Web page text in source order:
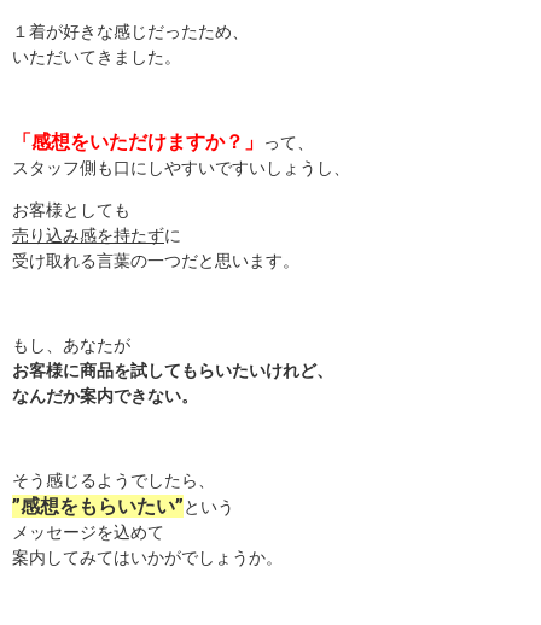
１着が好きな感じだったため、
いただいてきました。
「感想をいただけますか？」
って、
スタッフ側も口にしやすいですいしょうし、
お客様としても
売り込み感を持たずに
受け取れる言葉の一つだと思います。
もし、あなたが
お客様に商品を試してもらいたいけれど、
なんだか案内できない。
そう感じるようでしたら、
”感想をもらいたい”という
メッセージを込めて
案内してみてはいかがでしょうか。